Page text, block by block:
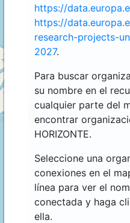
https://
https://
research-projects-
2027.
Para buscar
su nombre en el
cualquier parte del
encontrar
HORIZONTE.
Seleccione una
conexiones en el
línea para ver el
conectada y haga
ella.